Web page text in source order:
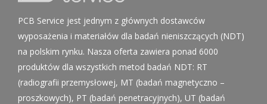
PCB Service jest jednym z głównych dostawców
wyposażenia i materiałów dla badań nieniszczących (NDT)
na polskim rynku. Nasza oferta zawiera ponad 6000
produktów dla wszystkich metod badań NDT: RT
(radiografii przemysłowej, MT (badań magnetyczno –
proszkowych), PT (badań penetracyjnych), UT (badań